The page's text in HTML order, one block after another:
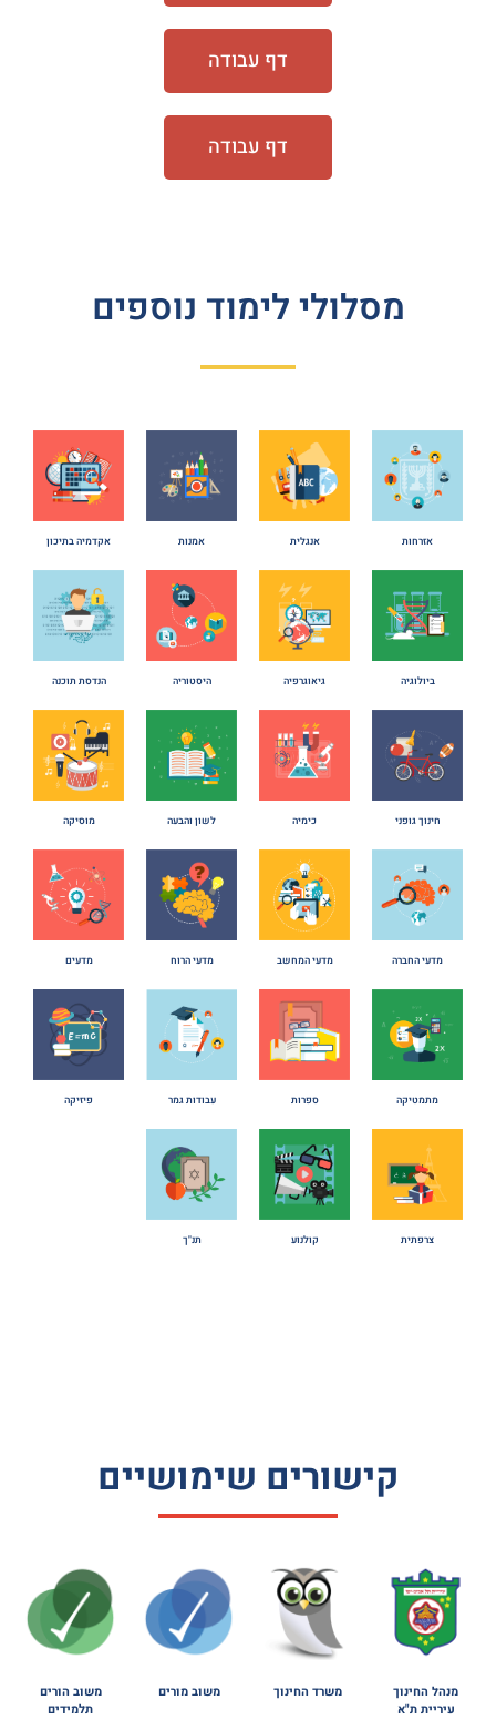
דף עבודה
דף עבודה
מסלולי לימוד נוספים
אזרחות אנגלית אמנות אקדמיה בתיכון
ביולוגיה גיאוגרפיה היסטוריה הנדסת תוכנה
חינוך גופני כימיה לשון והבעה מוסיקה
מדעי החברה מדעי המחשב מדעי הרוח מדעים
מתמטיקה ספרות עבודות גמר פיזיקה
צרפתית קולנוע
קישורים שימושיים
מנהל החינוך
עיריית ת"א
משרד החינוך משוב מורים
משוב הורים
תלמידים